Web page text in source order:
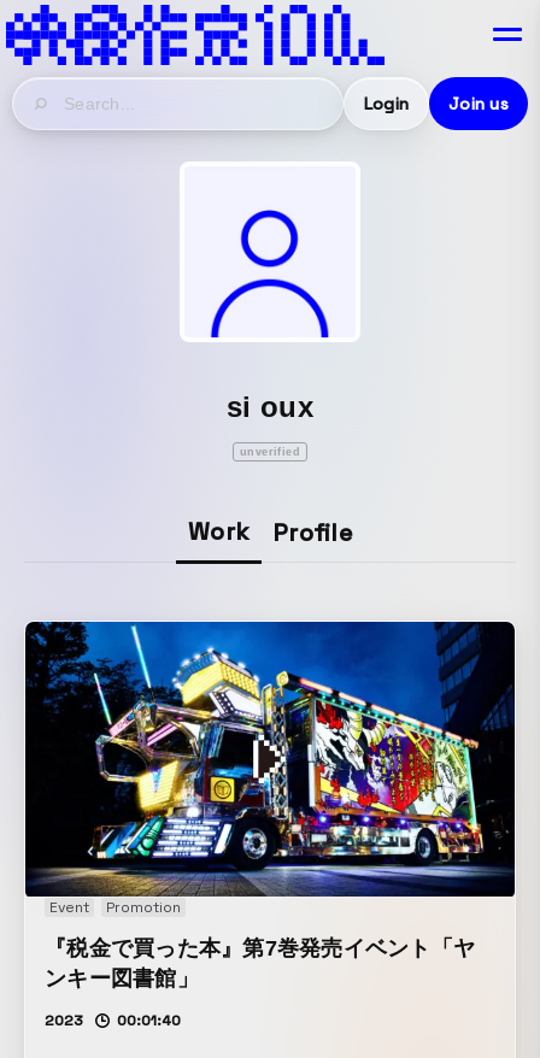
Login Join us
si oux
unverified
Work Profile
Event Promotion
『税金で買った本』第7巻発売イベント「ヤ
ンキー図書館」
2023 00:01:40